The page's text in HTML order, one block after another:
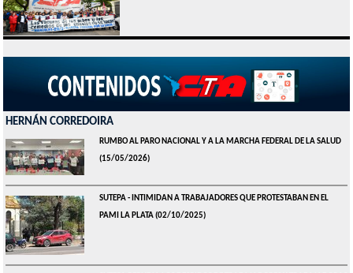
HERNÁN CORREDOIRA
RUMBO AL PARO NACIONAL Y A LA MARCHA FEDERAL DE LA SALUD
(15/05/2026)
SUTEPA - INTIMIDAN A TRABAJADORES QUE PROTESTABAN EN EL
PAMI LA PLATA(02/10/2025)